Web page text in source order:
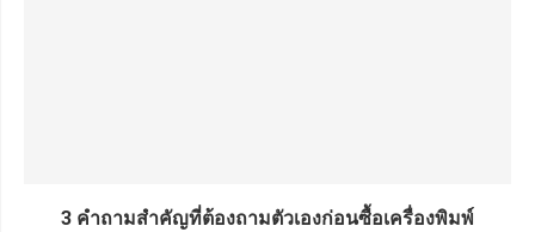
3 คำถามสำคัญที่ต้องถามตัวเองก่อนซื้อเครื่องพิมพ์